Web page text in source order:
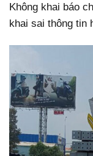
Không khai báo
khai sai thông tin